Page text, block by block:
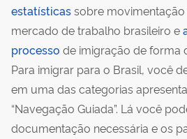
estatísticassobre
mercado de trabalho brasileiro e
processo de imigração de forma
Para imigrar para o Brasil, você
em uma das categorias
“Navegação Guiada”. Lá você
documentação necessária e os